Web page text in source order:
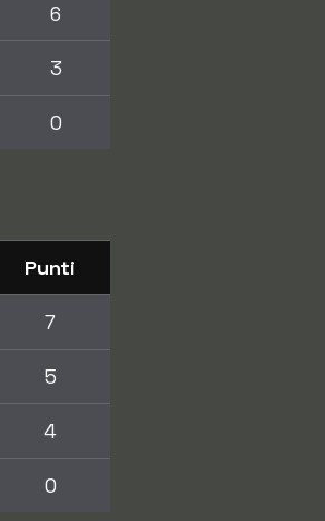
6
3
0
Punti
7
5
4
0